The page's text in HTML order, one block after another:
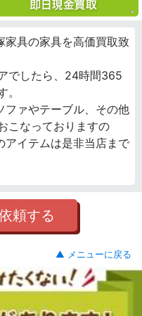
家具の家具を高価買取致
でしたら、24時間365
ファやテーブル、その他
こなっておりますの
アイテムは是非当店まで
頼する
▲ メニューに戻る